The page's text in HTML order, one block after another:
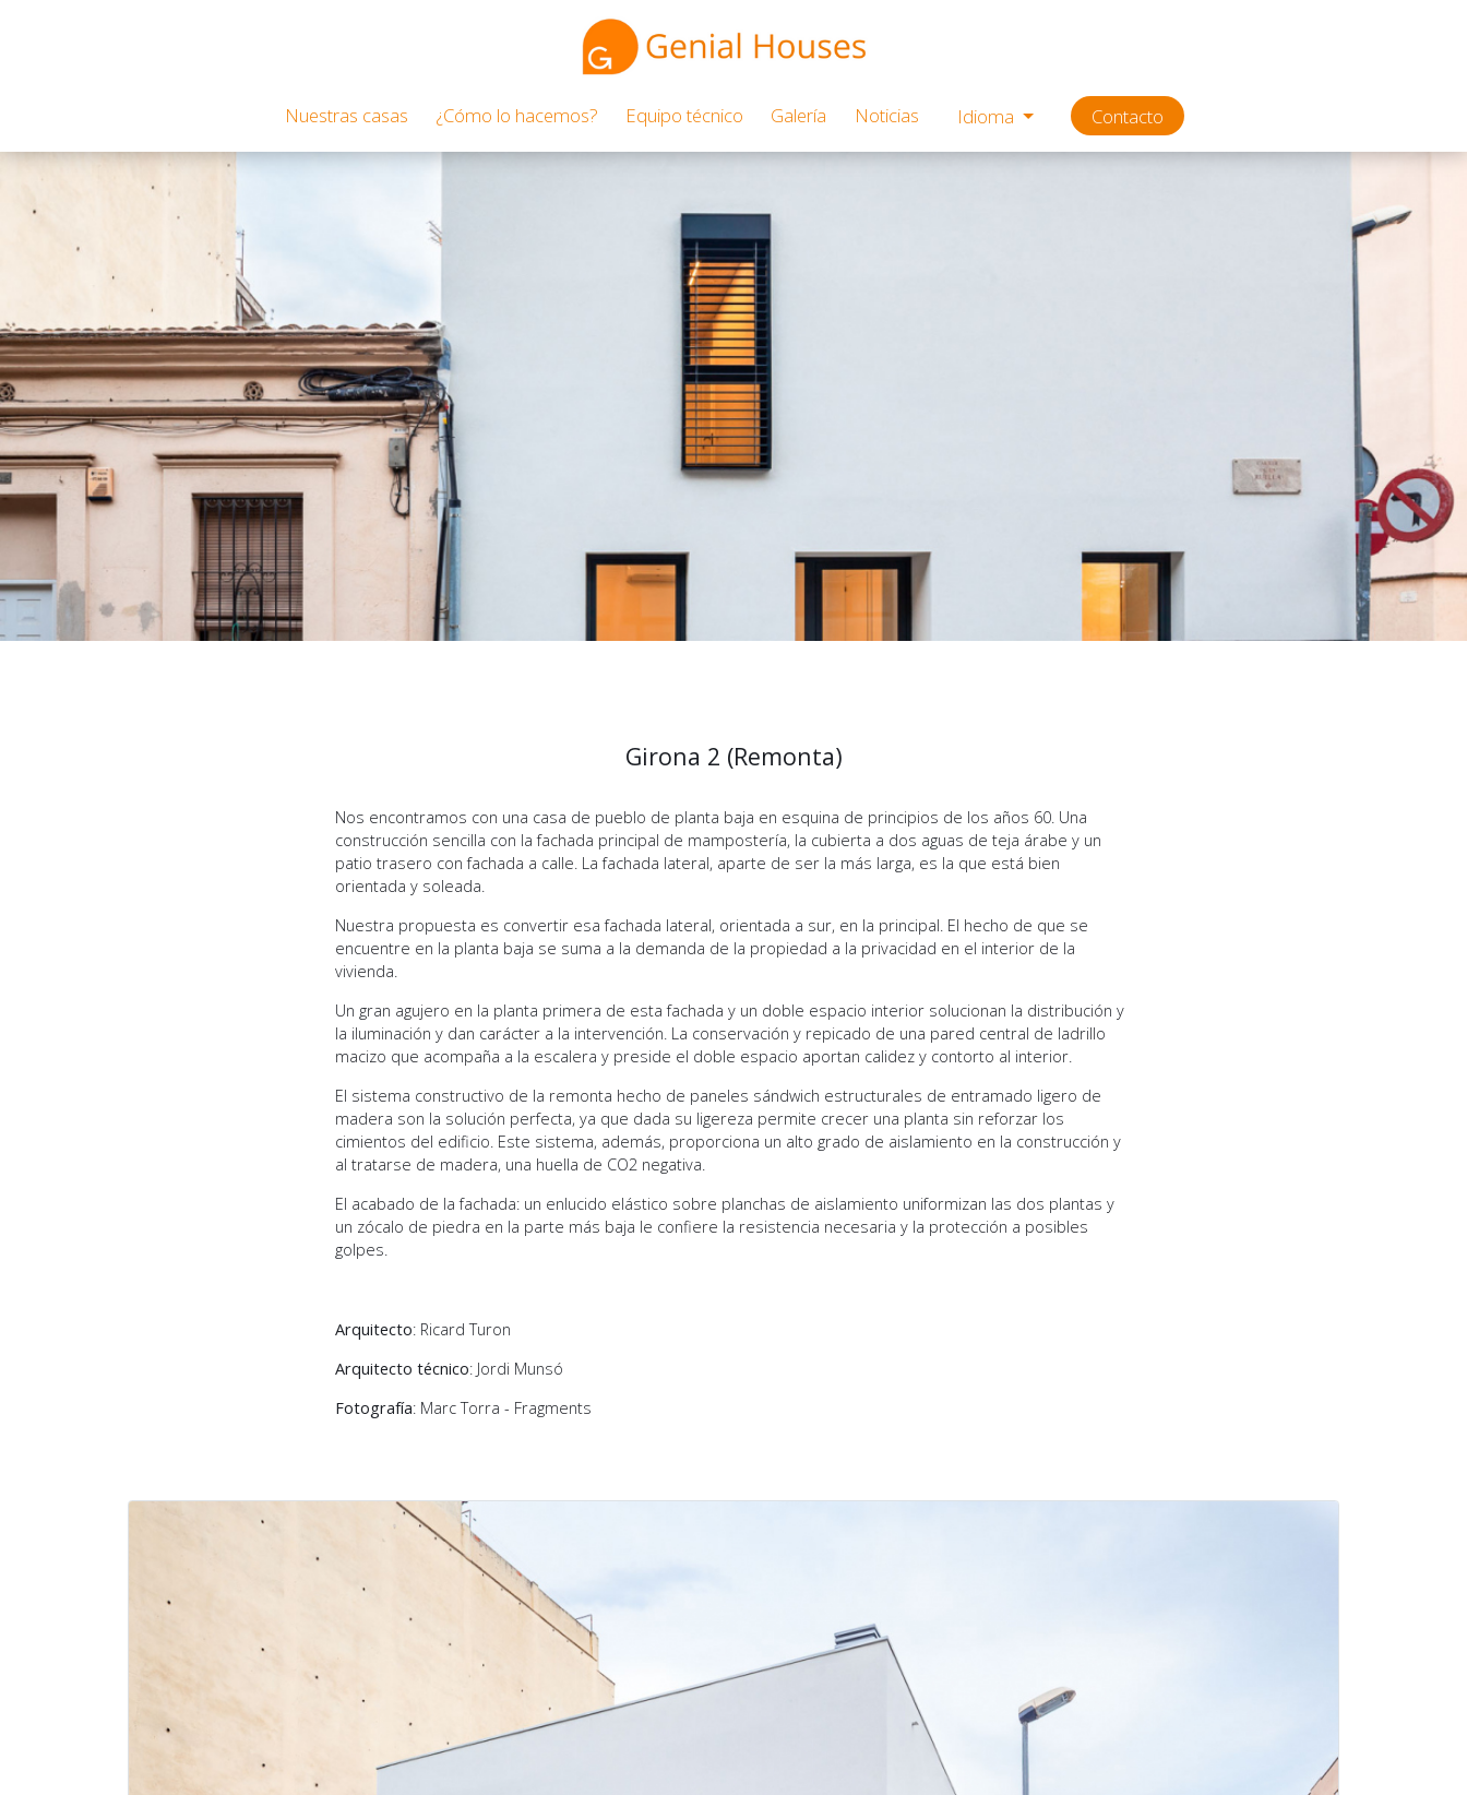
Nuestras casas ¿Cómo lo hacemos? Equipo técnico Galería Noticias Idioma Contacto
Girona 2 (Remonta)
Nos encontramos con una casa de pueblo de planta baja en esquina de principios de los años 60. Una
construcción sencilla con la fachada principal de mampostería, la cubierta a dos aguas de teja árabe y un
patio trasero con fachada a calle. La fachada lateral, aparte de ser la más larga, es la que está bien
orientada y soleada.
Nuestra propuesta es convertir esa fachada lateral, orientada a sur, en la principal. El hecho de que se
encuentre en la planta baja se suma a la demanda de la propiedad a la privacidad en el interior de la
vivienda.
Un gran agujero en la planta primera de esta fachada y un doble espacio interior solucionan la distribución y
la iluminación y dan carácter a la intervención. La conservación y repicado de una pared central de ladrillo
macizo que acompaña a la escalera y preside el doble espacio aportan calidez y contorto al interior.
El sistema constructivo de la remonta hecho de paneles sándwich estructurales de entramado ligero de
madera son la solución perfecta, ya que dada su ligereza permite crecer una planta sin reforzar los
cimientos del edificio. Este sistema, además, proporciona un alto grado de aislamiento en la construcción y
al tratarse de madera, una huella de CO2 negativa.
El acabado de la fachada: un enlucido elástico sobre planchas de aislamiento uniformizan las dos plantas y
un zócalo de piedra en la parte más baja le confiere la resistencia necesaria y la protección a posibles
golpes.
Arquitecto: Ricard Turon
Arquitecto técnico: Jordi Munsó
Fotografía: Marc Torra - Fragments